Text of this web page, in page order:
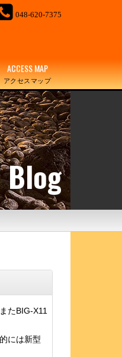
048-620-7375
ACCESS MAP
アクセスマップ
Blog
たBIG-X11
には新型